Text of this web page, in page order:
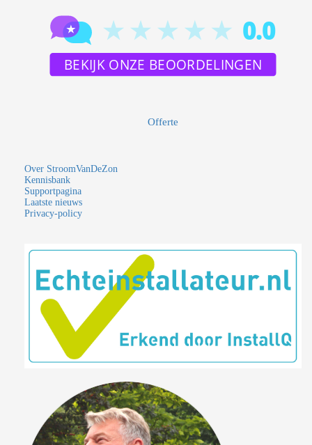
Offerte
Over StroomVanDeZon
Kennisbank
Supportpagina
Laatste nieuws
Privacy-policy